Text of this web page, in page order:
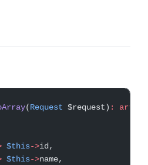
(Request $request) :
array
$this->id,
$this->name,